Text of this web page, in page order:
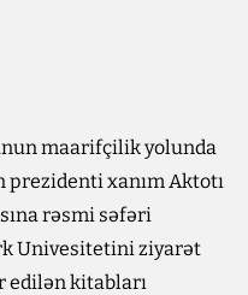
maarifçilik yolunda
prezidenti xanım Aktotı
rəsmi səfəri
Univesitetini ziyarət
edilən kitabları